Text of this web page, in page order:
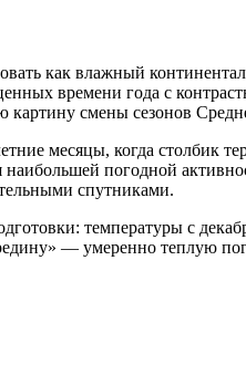
как влажный
времени года с
картину смены сезонов
месяцы, когда столбик
погодной
спутниками.
температуры с
— умеренно теплую